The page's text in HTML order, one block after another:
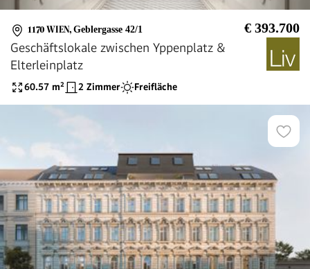
1170 WIEN, Geblergasse 42/1 € 393.700
Geschäftslokale zwischen Yppenplatz &
Elterleinplatz
60.57 m² 2 Zimmer Freifläche